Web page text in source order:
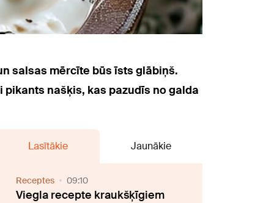
salsas mērcīte būs īsts glābiņš.
našķis, kas pazudīs no galda
Lasītākie Jaunākie
Receptes 09:10
Viegla recepte kraukšķīgiem